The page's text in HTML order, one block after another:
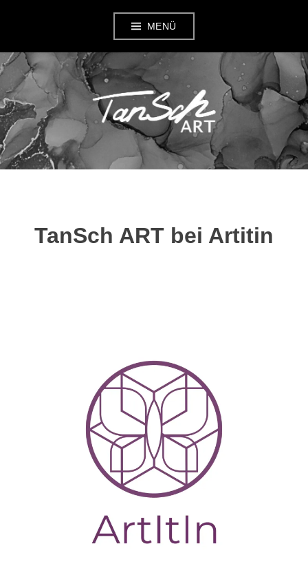
springen
MENÜ
TANSCH ART
TanSch ART bei Artitin